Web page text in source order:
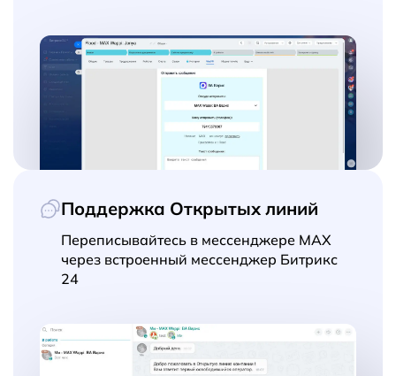
Поддержка Открытых линий
Переписывайтесь в мессенджере MAX
через встроенный мессенджер Битрикс
24